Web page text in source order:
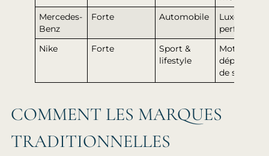
Mercedes-
Benz
Forte Automobile
Luxe &
Nike Forte
Sport &
lifestyle
Motivation
de soi
COMMENT LES MARQUES
TRADITIONNELLES